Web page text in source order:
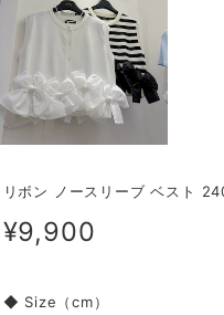
リボン ノースリーブ ベスト
¥9,900
◆ Size（cm）